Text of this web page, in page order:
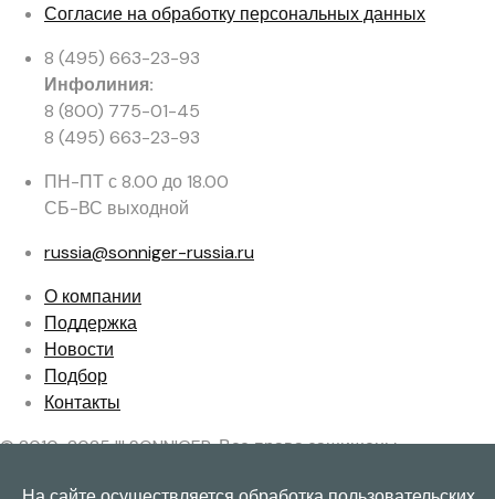
Согласие на обработку персональных данных
8 (495) 663-23-93
Инфолиния:
8 (800) 775-01-45
8 (495) 663-23-93
ПН-ПТ с 8.00 до 18.00
СБ-ВС выходной
russia@sonniger-russia.ru
О компании
Поддержка
Новости
Подбор
Контакты
© 2010-2025 ||| SONNIGER. Все права защищены